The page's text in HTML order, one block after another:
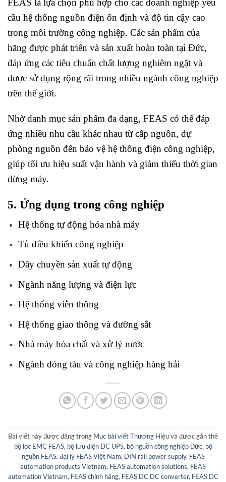
cầu hệ thống nguồn điện ổn định và độ tin cậy cao
trong môi trường công nghiệp. Các sản phẩm của
hãng được phát triển và sản xuất hoàn toàn tại Đức,
đáp ứng các tiêu chuẩn chất lượng nghiêm ngặt và
được sử dụng rộng rãi trong nhiều ngành công nghiệp
trên thế giới.
Nhờ danh mục sản phẩm đa dạng, FEAS có thể đáp
ứng nhiều nhu cầu khác nhau từ cấp nguồn, dự
phòng nguồn đến bảo vệ hệ thống điện công nghiệp,
giúp tối ưu hiệu suất vận hành và giảm thiểu thời gian
dừng máy.
5. Ứng dụng trong công nghiệp
Hệ thống tự động hóa nhà máy
Tủ điều khiển công nghiệp
Dây chuyền sản xuất tự động
Ngành năng lượng và điện lực
Hệ thống viễn thông
Hệ thống giao thông và đường sắt
Nhà máy hóa chất và xử lý nước
Ngành đóng tàu và công nghiệp hàng hải
Bài viết này được đăng trong Mục bài viết Thương Hiệuvà được gắn thẻ
bộ lọc EMC FEAS, bộ lưu điện DC UPS, bộ nguồn công nghiệp Đức, bộ
nguồn FEAS,đại lý FEAS Việt Nam, DIN rail power supply, FEAS
automation products Vietnam, FEAS automation solutions, FEAS
automation Vietnam, FEAS chính hãng, FEAS DC DC converter, FEAS DC